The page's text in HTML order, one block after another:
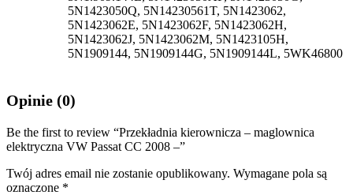
5N1423050Q, 5N14230561T, 5N1423062,
5N1423062E, 5N1423062F, 5N1423062H,
5N1423062J, 5N1423062M, 5N1423105H,
5N1909144, 5N1909144G, 5N1909144L, 5WK46800
Opinie (0)
Be the first to review “Przekładnia kierownicza – maglownica
elektryczna VW Passat CC 2008 –”
Twój adres email nie zostanie opublikowany. Wymagane pola są
oznaczone *